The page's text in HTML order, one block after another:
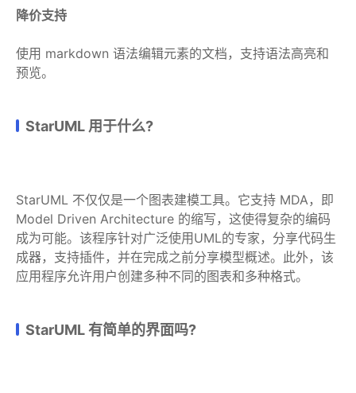
降价支持
使用 markdown 语法编辑元素的文档，支持语法高亮和
预览。
StarUML 用于什么?
StarUML 不仅仅是一个图表建模工具。它支持 MDA，即
Model Driven Architecture 的缩写，这使得复杂的编码
成为可能。该程序针对广泛使用UML的专家，分享代码生
成器，支持插件，并在完成之前分享模型概述。此外，该
应用程序允许用户创建多种不同的图表和多种格式。
StarUML 有简单的界面吗?